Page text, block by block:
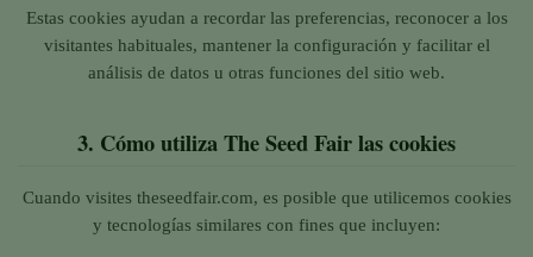
Estas cookies ayudan a recordar las preferencias, reconocer a los
visitantes habituales, mantener la configuración y facilitar el
análisis de datos u otras funciones del sitio web.
3. Cómo utiliza The Seed Fair las cookies
Cuando visites theseedfair.com, es posible que utilicemos cookies
y tecnologías similares con fines que incluyen: